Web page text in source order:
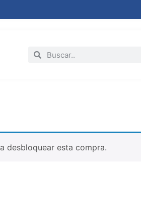
desbloquear esta compra.